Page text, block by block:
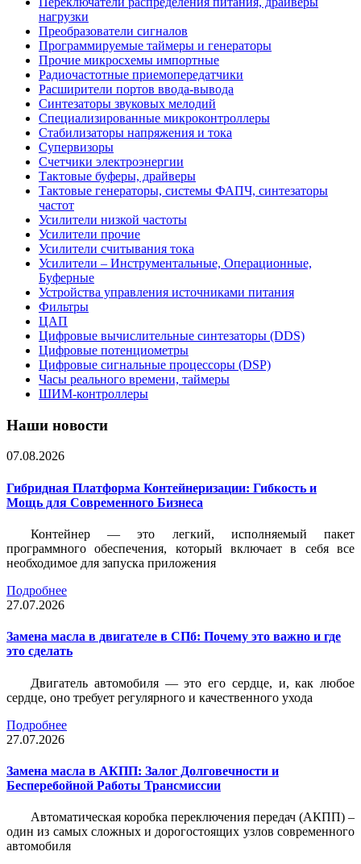
нагрузки
Преобразователи сигналов
Программируемые таймеры и генераторы
Прочие микросхемы импортные
Радиочастотные приемопередатчики
Расширители портов ввода-вывода
Синтезаторы звуковых мелодий
Специализированные микроконтроллеры
Стабилизаторы напряжения и тока
Супервизоры
Счетчики электроэнергии
Тактовые буферы, драйверы
Тактовые генераторы, системы ФАПЧ, синтезаторы
частот
Усилители низкой частоты
Усилители прочие
Усилители считывания тока
Усилители – Инструментальные, Операционные,
Буферные
Устройства управления источниками питания
Фильтры
ЦАП
Цифровые вычислительные синтезаторы (DDS)
Цифровые потенциометры
Цифровые сигнальные процессоры (DSP)
Часы реального времени, таймеры
ШИМ-контроллеры
Наши новости
07.08.2026
Гибридная Платформа Контейнеризации: Гибкость и
Мощь для Современного Бизнеса
Контейнер — это легкий, исполняемый пакет
программного обеспечения, который включает в себя все
необходимое для запуска приложения
Подробнее
27.07.2026
Замена масла в двигателе в СПб: Почему это важно и где
это сделать
Двигатель автомобиля — это его сердце, и, как любое
сердце, оно требует регулярного и качественного ухода
Подробнее
27.07.2026
Замена масла в АКПП: Залог Долговечности и
Бесперебойной Работы Трансмиссии
Автоматическая коробка переключения передач (АКПП) –
один из самых сложных и дорогостоящих узлов современного
автомобиля